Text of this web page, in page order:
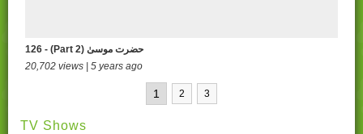
126 - (Part 2) حضرت موسیٰ
20,702 views | 5 years ago
1 2 3
TV Shows